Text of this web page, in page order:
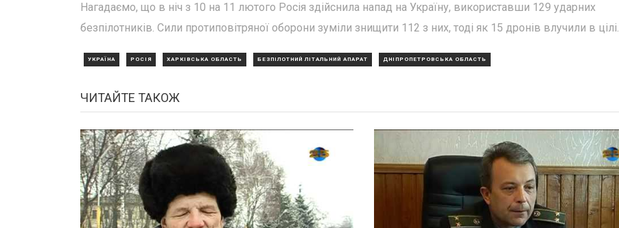
Нагадаємо, що в ніч з 10 на 11 лютого Росія здійснила напад на Україну, використавши 129 ударних
безпілотників. Сили протиповітряної оборони зуміли знищити 112 з них, тоді як 15 дронів влучили в цілі.
УКРАЇНА РОСІЯ ХАРКІВСЬКА ОБЛАСТЬ БЕЗПІЛОТНИЙ ЛІТАЛЬНИЙ АПАРАТ ДНІПРОПЕТРОВСЬКА ОБЛАСТЬ
ЧИТАЙТЕ ТАКОЖ